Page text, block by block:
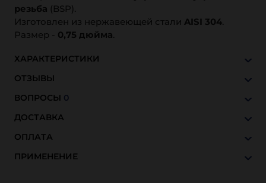
резьба (BSP).
Изготовлен из нержавеющей стали AISI 304.
Размер - 0,75 дюйма.
ХАРАКТЕРИСТИКИ
ОТЗЫВЫ
ВОПРОСЫ 0
ДОСТАВКА
ОПЛАТА
ПРИМЕНЕНИЕ